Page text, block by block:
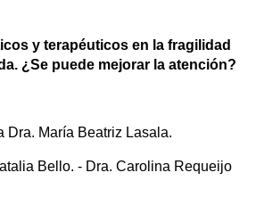
y terapéuticos en la fragilidad
¿Se puede mejorar la atención?
Dra. María Beatriz Lasala.
Bello. - Dra. Carolina Requeijo